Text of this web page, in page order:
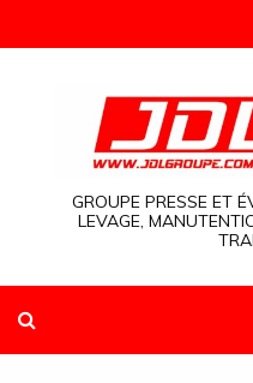
to
GROUPE PRESSE ET
LEVAGE,